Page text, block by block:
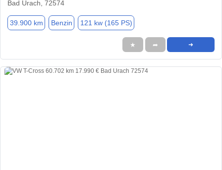
Bad Urach, 72574
39.900 km Benzin 121 kw (165 PS)
★ ➦ ➜